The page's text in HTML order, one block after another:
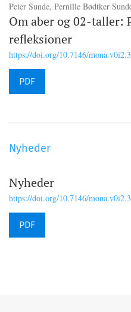
Peter Sunde, Pernille Bødtker
Om aber og 02-taller:
refleksioner
https://doi.org/10.7146/
PDF
Nyheder
Nyheder
https://doi.org/10.7146/
PDF